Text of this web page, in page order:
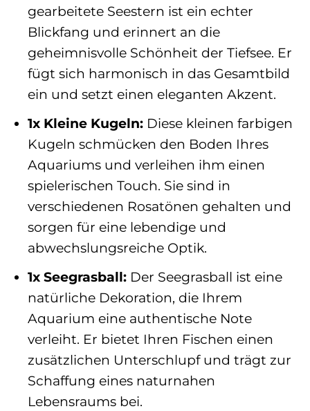
gearbeitete Seestern ist ein echter
Blickfang und erinnert an die
geheimnisvolle Schönheit der Tiefsee. Er
fügt sich harmonisch in das Gesamtbild
ein und setzt einen eleganten Akzent.
1x Kleine Kugeln:Diese kleinen farbigen
Kugeln schmücken den Boden Ihres
Aquariums und verleihen ihm einen
spielerischen Touch. Sie sind in
verschiedenen Rosatönen gehalten und
sorgen für eine lebendige und
abwechslungsreiche Optik.
1x Seegrasball:Der Seegrasball ist eine
natürliche Dekoration, die Ihrem
Aquarium eine authentische Note
verleiht. Er bietet Ihren Fischen einen
zusätzlichen Unterschlupf und trägt zur
Schaffung eines naturnahen
Lebensraums bei.